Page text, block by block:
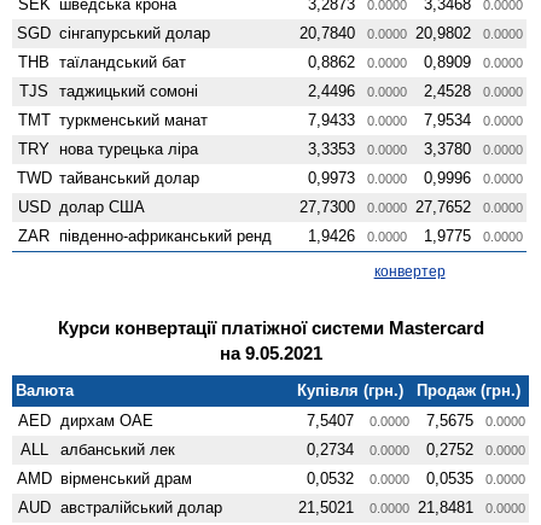
SEK шведська крона 3,2873 0.0000 3,3468 0.0000
SGD сінгапурський долар 20,7840 0.0000 20,9802 0.0000
THB таїландський бат 0,8862 0.0000 0,8909 0.0000
TJS таджицький сомоні 2,4496 0.0000 2,4528 0.0000
TMT туркменський манат 7,9433 0.0000 7,9534 0.0000
TRY нова турецька ліра 3,3353 0.0000 3,3780 0.0000
TWD тайванський долар 0,9973 0.0000 0,9996 0.0000
USD долар США 27,7300 0.0000 27,7652 0.0000
ZAR південно-африканський ренд 1,9426 0.0000 1,9775 0.0000
конвертер
Курси конвертації платіжної системи Mastercard
на 9.05.2021
Валюта Купівля (грн.)
Продаж (грн.)
AED дирхам ОАЕ 7,5407 0.0000 7,5675 0.0000
ALL албанський лек 0,2734 0.0000 0,2752 0.0000
AMD вiрменський драм 0,0532 0.0000 0,0535 0.0000
AUD австралійський долар 21,5021 0.0000 21,8481 0.0000